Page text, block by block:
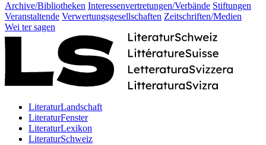
Archive/Bibliotheken Interessenvertretungen/Verbände Stiftungen
Veranstaltende Verwertungsgesellschaften Zeitschriften/Medien
Wei ter sagen
LiteraturLandschaft
LiteraturFenster
LiteraturLexikon
LiteraturSchweiz